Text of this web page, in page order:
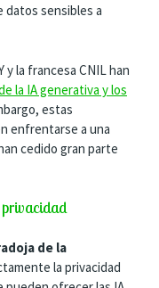
datos sensibles a
y la francesa CNIL han
la IA generativa y los
estas
enfrentarse a una
cedido gran parte
de la
la privacidad